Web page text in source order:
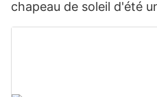
chapeau de soleil d'été
vente en gros